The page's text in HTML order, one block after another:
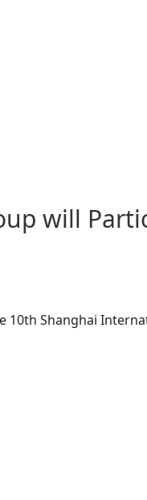
will
10th Shanghai